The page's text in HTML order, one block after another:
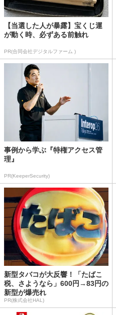
【当選した人が暴露】宝くじ運
が動く時、必ずある前触れ
PR(合同会社デジタルファーム )
事例から学ぶ『特権アクセス管
理』
PR(KeeperSecurity)
新型タバコが大反響！「たばこ
税、さようなら」600円→83円の
新型が爆売れ
PR(株式会社HAL)